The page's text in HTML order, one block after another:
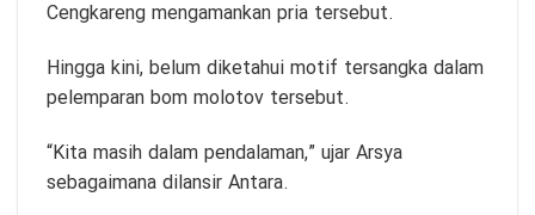
Cengkareng mengamankan pria tersebut.
Hingga kini, belum diketahui motif tersangka dalam
pelemparan bom molotov tersebut.
“Kita masih dalam pendalaman,” ujar Arsya
sebagaimana dilansir Antara.